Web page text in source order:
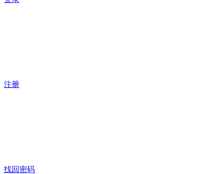
注册
找回密码